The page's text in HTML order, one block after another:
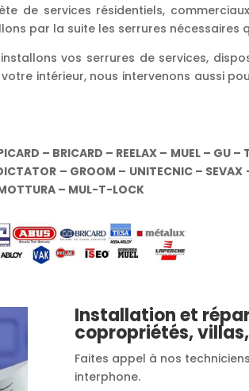
de services résidentiels,
par la suite les serrures
vos serrures de services,
intérieur, nous intervenons aussi
– BRICARD – REELAX – MUEL – GU
– GROOM – UNITECNIC – SEVAX
– MUL-T-LOCK
Installation et
copropriétés,
Faites appel à nos
interphone.